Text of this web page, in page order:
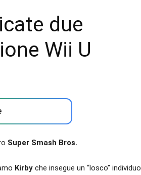
due
Wii U
Super Smash Bros.
Kirby che insegue un “losco” individuo